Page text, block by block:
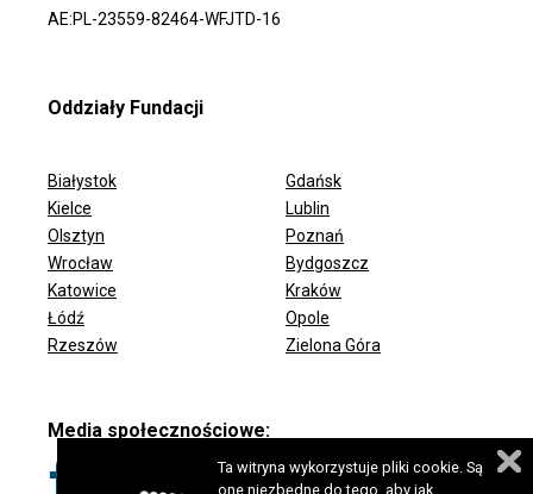
AE:PL-23559-82464-WFJTD-16
Oddziały Fundacji
ODDZIAŁY FUNDACJI
Białystok
Gdańsk
Kielce
Lublin
Olsztyn
Poznań
Wrocław
Bydgoszcz
Katowice
Kraków
Łódź
Opole
Rzeszów
Zielona Góra
Media społecznościowe:
Ta witryna wykorzystuje pliki cookie. Są
one niezbędne do tego, aby jak